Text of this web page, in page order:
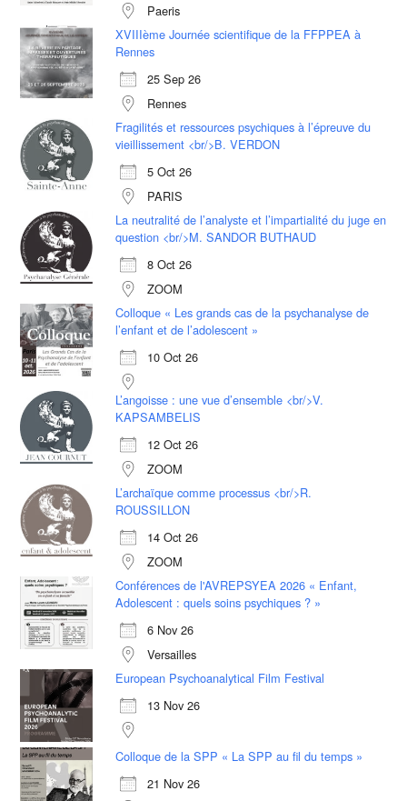
Paeris
XVIIIème Journée scientifique de la FFPPEA à
Rennes
25 Sep 26
Rennes
Fragilités et ressources psychiques à l’épreuve du
vieillissement <br/>B. VERDON
5 Oct 26
PARIS
La neutralité de l’analyste et l’impartialité du juge en
question <br/>M. SANDOR BUTHAUD
8 Oct 26
ZOOM
Colloque « Les grands cas de la psychanalyse de
l’enfant et de l’adolescent »
10 Oct 26
L’angoisse : une vue d’ensemble <br/>V.
KAPSAMBELIS
12 Oct 26
ZOOM
L’archaïque comme processus <br/>R.
ROUSSILLON
14 Oct 26
ZOOM
Conférences de l'AVREPSYEA 2026 « Enfant,
Adolescent : quels soins psychiques ? »
6 Nov 26
Versailles
European Psychoanalytical Film Festival
13 Nov 26
Colloque de la SPP « La SPP au fil du temps »
21 Nov 26